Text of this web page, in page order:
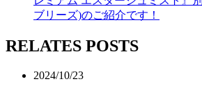
ブリーズ)のご紹介です！
RELATES POSTS
2024/10/23